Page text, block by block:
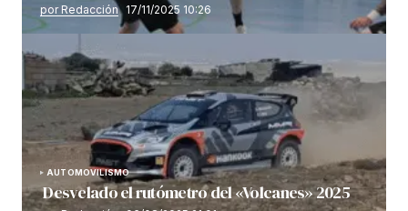
por Redacción 17/11/2025 10:26
AUTOMOVILISMO
Desvelado el rutómetro del «Volcanes» 2025